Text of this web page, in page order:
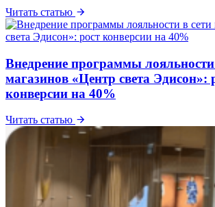
Читать статью
Внедрение программы лояльности
магазинов «Центр света Эдисон»:
конверсии на 40%
Читать статью